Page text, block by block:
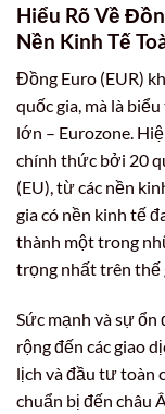
Hiểu Rõ Về
Nền Kinh Tế
Đồng Euro (EUR)
quốc gia, mà là
lớn – Eurozone.
chính thức bởi 20
(EU), từ các nền
gia có nền kinh tế
thành một trong
trọng nhất trên thế
Sức mạnh và sự ổn
rộng đến các giao
lịch và đầu tư toàn
chuẩn bị đến châu